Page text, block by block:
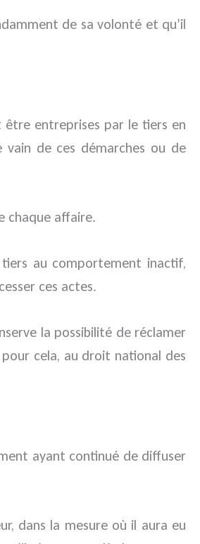
de sa volonté et qu’il
être entreprises par le tiers en
de ces démarches ou de
chaque affaire.
au comportement inactif,
ces actes.
la possibilité de réclamer
cela, au droit national des
ayant continué de diffuser
dans la mesure où il aura eu